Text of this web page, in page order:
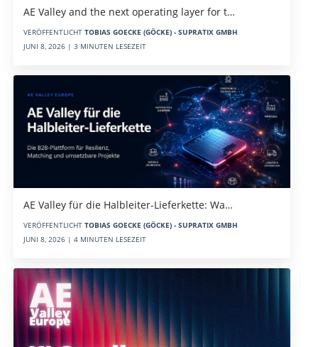
AE Valley and the next operating layer for t…
VERÖFFENTLICHT TOBIAS GOECKE (GÖCKE) - SUPRATIX GMBH
JUNI 8, 2026 | 3 MINUTEN LESEZEIT
AE Valley für die Halbleiter-Lieferkette: Wa…
VERÖFFENTLICHT TOBIAS GOECKE (GÖCKE) - SUPRATIX GMBH
JUNI 8, 2026 | 4 MINUTEN LESEZEIT